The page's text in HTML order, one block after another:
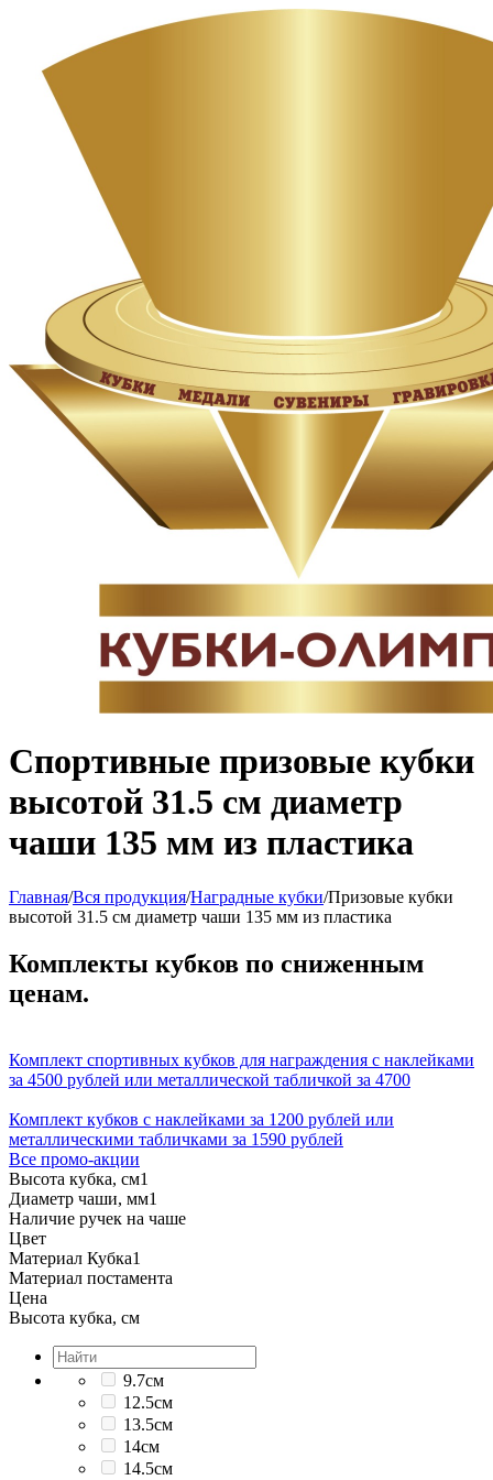
Спортивные призовые кубки
высотой 31.5 см диаметр
чаши 135 мм из пластика
Главная/Вся продукция/Наградные кубки/Призовые кубки
высотой 31.5 см диаметр чаши 135 мм из пластика
Комплекты кубков по сниженным
ценам.
Комплект спортивных кубков для награждения с наклейками
за 4500 рублей или металлической табличкой за 4700
Комплект кубков с наклейками за 1200 рублей или
металлическими табличками за 1590 рублей
Все промо-акции
Высота кубка, см1
Диаметр чаши, мм1
Наличие ручек на чаше
Цвет
Материал Кубка1
Материал постамента
Цена
Высота кубка, см
9.7см
12.5см
13.5см
14см
14.5см